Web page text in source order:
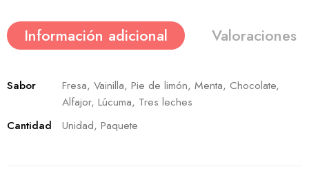
Información adicional Valoraciones
Sabor
Fresa, Vainilla, Pie de limón, Menta, Chocolate,
Alfajor, Lúcuma, Tres leches
Cantidad
Unidad, Paquete